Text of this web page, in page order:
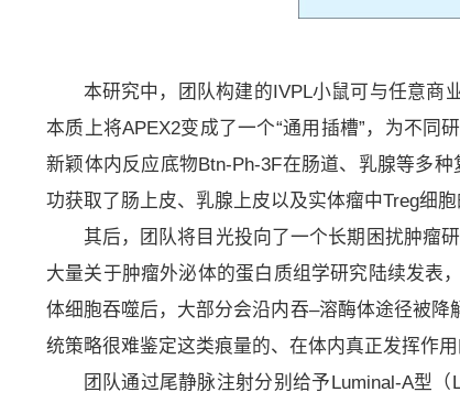
本研究中，团队构建的IVPL小鼠可与任意商
本质上将APEX2变成了一个“通用插槽”，为不同
新颖体内反应底物Btn-Ph-3F在肠道、乳腺等多
功获取了肠上皮、乳腺上皮以及实体瘤中Treg细
其后，团队将目光投向了一个长期困扰肿瘤
大量关于肿瘤外泌体的蛋白质组学研究陆续发表
体细胞吞噬后，大部分会沿内吞–溶酶体途径被降
统策略很难鉴定这类痕量的、在体内真正发挥作用
团队通过尾静脉注射分别给予Luminal-A型